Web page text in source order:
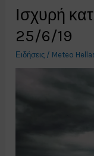
στην
Αυστραλία
Ισχυρή
25/6/19
Ειδήσεις / Meteo